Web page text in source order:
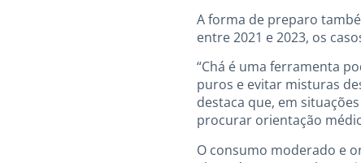
A forma de preparo
entre 2021 e 2023, os
“Chá é uma ferramenta
puros e evitar misturas
destaca que, em
procurar orientação
O consumo moderado e